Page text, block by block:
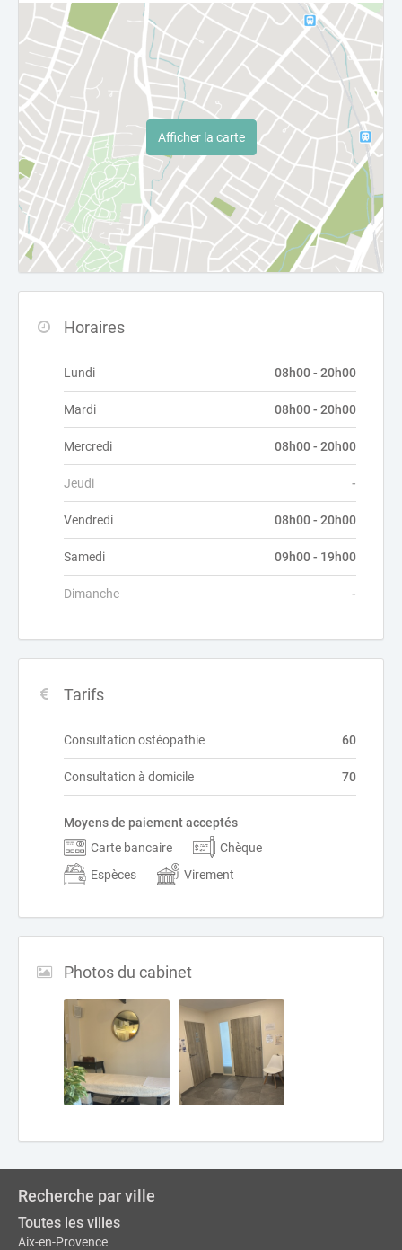
Afficher la carte
Horaires
Lundi 08h00 - 20h00
Mardi 08h00 - 20h00
Mercredi 08h00 - 20h00
Jeudi -
Vendredi 08h00 - 20h00
Samedi 09h00 - 19h00
Dimanche -
Tarifs
Consultation ostéopathie 60
Consultation à domicile 70
Moyens de paiement acceptés
Carte bancaire
Chèque
Espèces
Virement
Photos du cabinet
Recherche par ville
Toutes les villes
Aix-en-Provence